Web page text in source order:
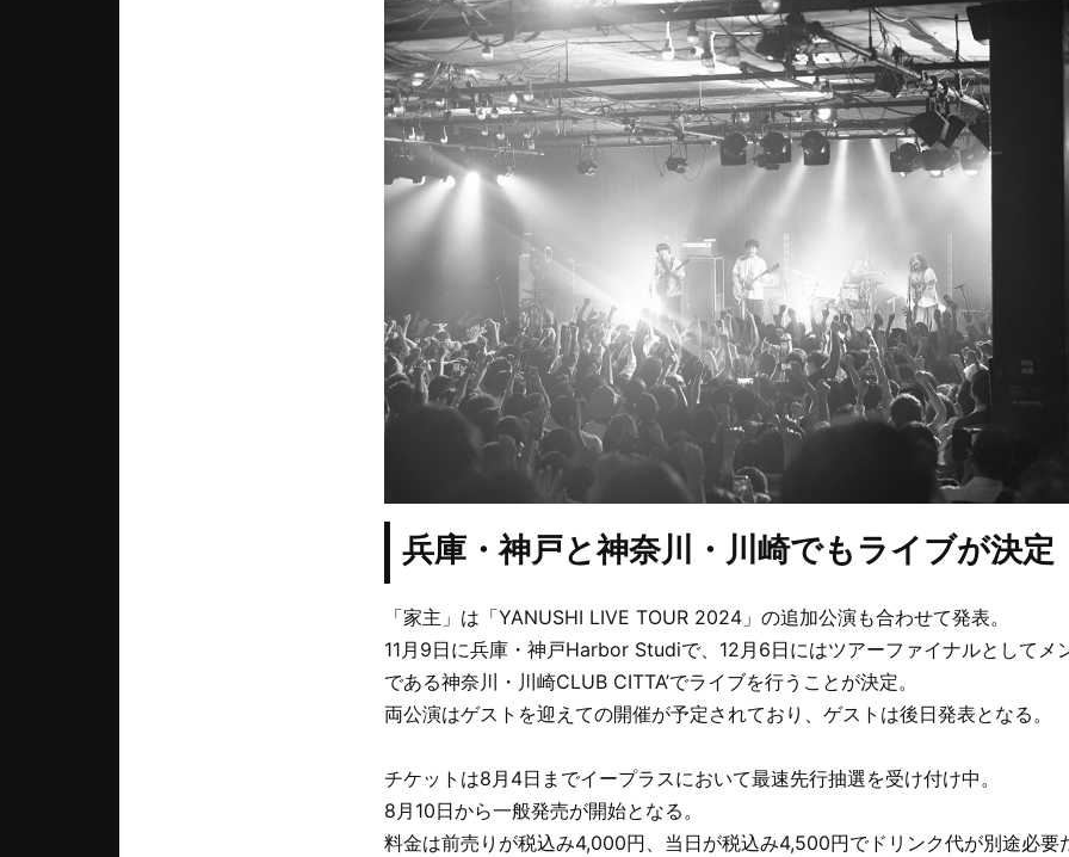
兵庫・神戸と神奈川・川崎でもライブが決定
「家主」は「YANUSHI LIVE TOUR 2024」の追加公演も合わせて発表。
11月9日に兵庫・神戸Harbor Studiで、12月6日にはツアーファイナルとしてメ
である神奈川・川崎CLUB CITTA’でライブを行うことが決定。
両公演はゲストを迎えての開催が予定されており、ゲストは後日発表となる。
チケットは8月4日までイープラスにおいて最速先行抽選を受け付け中。
8月10日から一般発売が開始となる。
料金は前売りが税込み4,000円、当日が税込み4,500円でドリンク代が別途必要